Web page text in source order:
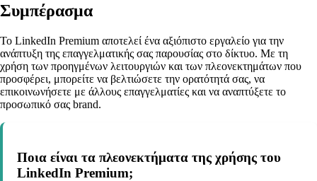
Συμπέρασμα
Το LinkedIn Premium αποτελεί ένα αξιόπιστο εργαλείο για την
ανάπτυξη της επαγγελματικής σας παρουσίας στο δίκτυο. Με τη
χρήση των προηγμένων λειτουργιών και των πλεονεκτημάτων που
προσφέρει, μπορείτε να βελτιώσετε την ορατότητά σας, να
επικοινωνήσετε με άλλους επαγγελματίες και να αναπτύξετε το
προσωπικό σας brand.
Ποια είναι τα πλεονεκτήματα της χρήσης του
LinkedIn Premium;